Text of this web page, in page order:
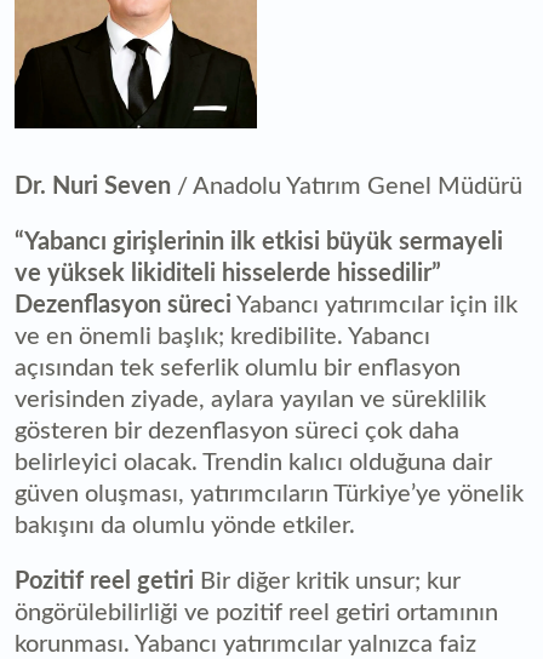
Dr. Nuri Seven / Anadolu Yatırım Genel Müdürü
“Yabancı girişlerinin ilk etkisi büyük sermayeli
ve yüksek likiditeli hisselerde hissedilir”
Dezenflasyon süreci Yabancı yatırımcılar için ilk
ve en önemli başlık; kredibilite. Yabancı
açısından tek seferlik olumlu bir enflasyon
verisinden ziyade, aylara yayılan ve süreklilik
gösteren bir dezenflasyon süreci çok daha
belirleyici olacak. Trendin kalıcı olduğuna dair
güven oluşması, yatırımcıların Türkiye’ye yönelik
bakışını da olumlu yönde etkiler.
Pozitif reel getiri Bir diğer kritik unsur; kur
öngörülebilirliği ve pozitif reel getiri ortamının
korunması. Yabancı yatırımcılar yalnızca faiz